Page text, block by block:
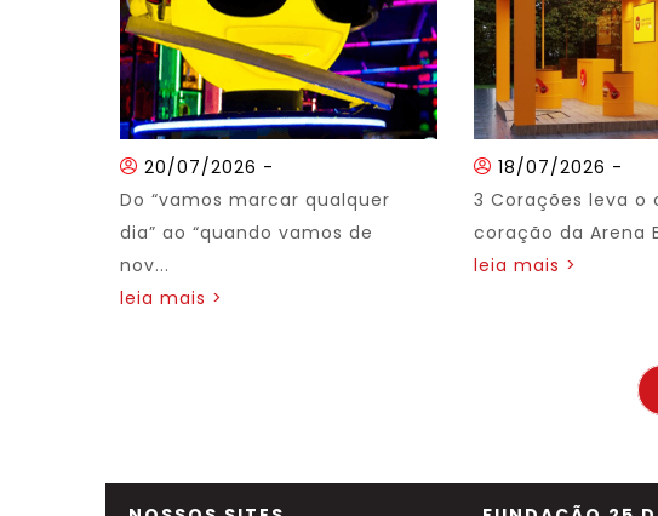
20/07/2026 -
Do “vamos marcar qualquer
dia” ao “quando vamos de
nov...
leia mais >
18/07/2026 -
3 Corações leva o
coração da Arena
leia mais >